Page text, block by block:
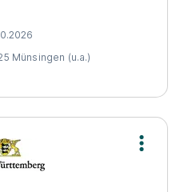
Münsingen (u.a.)